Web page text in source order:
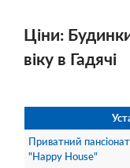
Ціни:
віку в Гадячі
Приватний
"Happy House"